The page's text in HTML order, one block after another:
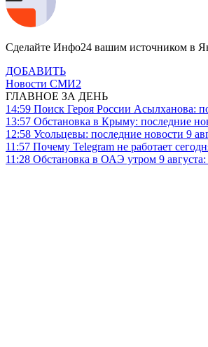
Сделайте Инфо24 вашим источником в
ДОБАВИТЬ
Новости СМИ2
ГЛАВНОЕ ЗА ДЕНЬ
14:59 Поиск Героя России Асылханова:
13:57 Обстановка в Крыму: последние
12:58 Усольцевы: последние новости 9
11:57 Почему Telegram не работает
11:28 Обстановка в ОАЭ утром 9